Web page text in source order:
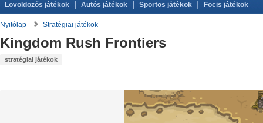
Lövöldözős játékok Autós játékok Sportos játékok Focis játékok
Nyitólap Stratégiai játékok
Kingdom Rush Frontiers
stratégiai játékok